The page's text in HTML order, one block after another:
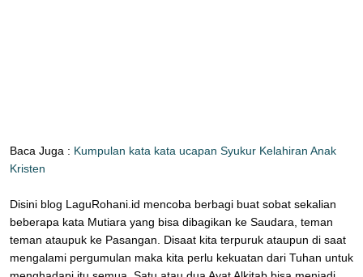
Baca Juga : Kumpulan kata kata ucapan Syukur Kelahiran Anak
Kristen
Disini blog LaguRohani.id mencoba berbagi buat sobat sekalian
beberapa kata Mutiara yang bisa dibagikan ke Saudara, teman
teman ataupuk ke Pasangan. Disaat kita terpuruk ataupun di saat
mengalami pergumulan maka kita perlu kekuatan dari Tuhan untuk